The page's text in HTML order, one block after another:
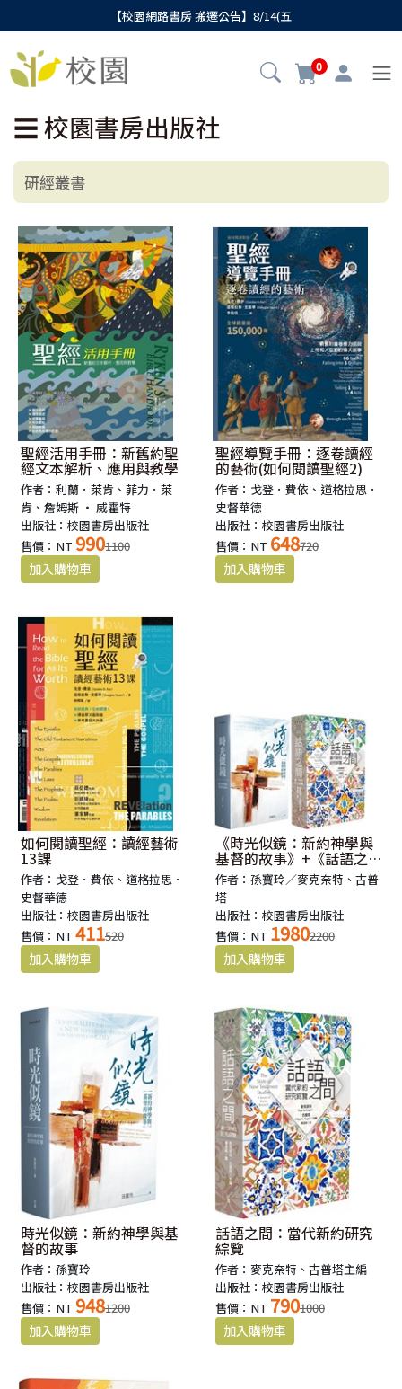
【校園網路書房 搬遷公告】8/14(五
0
☰校園書房出版社
研經叢書
聖經活用手冊：新舊約聖
經文本解析、應用與教學
作者：利蘭．萊肯、菲力．萊
肯、詹姆斯 ‧ 威霍特
出版社：校園書房出版社
售價：NT 9901100
聖經導覽手冊：逐卷讀經
的藝術(如何閱讀聖經2)
作者：戈登．費依、道格拉思．
史督華德
出版社：校園書房出版社
售價：NT 648720
如何閱讀聖經：讀經藝術
13課
作者：戈登．費依、道格拉思．
史督華德
出版社：校園書房出版社
售價：NT 411520
《時光似鏡：新約神學與
基督的故事》+《話語之
間：當代新約研究綜覽》
作者：孫寶玲／麥克奈特、古普
塔
出版社：校園書房出版社
售價：NT 19802200
時光似鏡：新約神學與基
督的故事
作者：孫寶玲
出版社：校園書房出版社
售價：NT 9481200
話語之間：當代新約研究
綜覽
作者：麥克奈特、古普塔主編
出版社：校園書房出版社
售價：NT 7901000